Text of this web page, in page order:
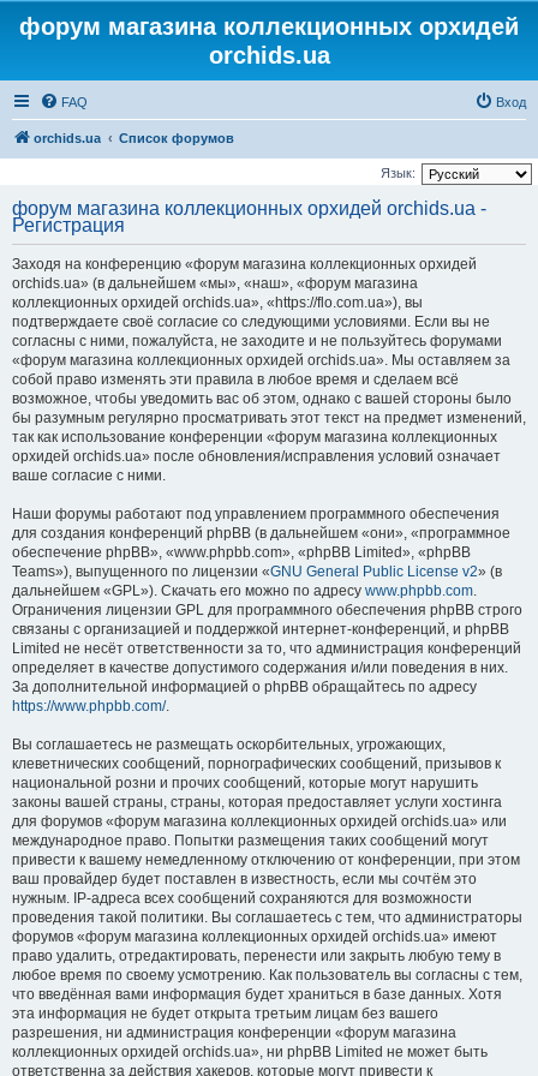
форум магазина коллекционных орхидей
orchids.ua
FAQ Вход
orchids.ua Список форумов
Язык:
форум магазина коллекционных орхидей orchids.ua -
Регистрация
Заходя на конференцию «форум магазина коллекционных орхидей
orchids.ua» (в дальнейшем «мы», «наш», «форум магазина
коллекционных орхидей orchids.ua», «https://flo.com.ua»), вы
подтверждаете своё согласие со следующими условиями. Если вы не
согласны с ними, пожалуйста, не заходите и не пользуйтесь форумами
«форум магазина коллекционных орхидей orchids.ua». Мы оставляем за
собой право изменять эти правила в любое время и сделаем всё
возможное, чтобы уведомить вас об этом, однако с вашей стороны было
бы разумным регулярно просматривать этот текст на предмет изменений,
так как использование конференции «форум магазина коллекционных
орхидей orchids.ua» после обновления/исправления условий означает
ваше согласие с ними.
Наши форумы работают под управлением программного обеспечения
для создания конференций phpBB (в дальнейшем «они», «программное
обеспечение phpBB», «www.phpbb.com», «phpBB Limited», «phpBB
Teams»), выпущенного по лицензии «GNU General Public License v2» (в
дальнейшем «GPL»). Скачать его можно по адресу www.phpbb.com.
Ограничения лицензии GPL для программного обеспечения phpBB строго
связаны с организацией и поддержкой интернет-конференций, и phpBB
Limited не несёт ответственности за то, что администрация конференций
определяет в качестве допустимого содержания и/или поведения в них.
За дополнительной информацией о phpBB обращайтесь по адресу
https://www.phpbb.com/.
Вы соглашаетесь не размещать оскорбительных, угрожающих,
клеветнических сообщений, порнографических сообщений, призывов к
национальной розни и прочих сообщений, которые могут нарушить
законы вашей страны, страны, которая предоставляет услуги хостинга
для форумов «форум магазина коллекционных орхидей orchids.ua» или
международное право. Попытки размещения таких сообщений могут
привести к вашему немедленному отключению от конференции, при этом
ваш провайдер будет поставлен в известность, если мы сочтём это
нужным. IP-адреса всех сообщений сохраняются для возможности
проведения такой политики. Вы соглашаетесь с тем, что администраторы
форумов «форум магазина коллекционных орхидей orchids.ua» имеют
право удалить, отредактировать, перенести или закрыть любую тему в
любое время по своему усмотрению. Как пользователь вы согласны с тем,
что введённая вами информация будет храниться в базе данных. Хотя
эта информация не будет открыта третьим лицам без вашего
разрешения, ни администрация конференции «форум магазина
коллекционных орхидей orchids.ua», ни phpBB Limited не может быть
ответственна за действия хакеров, которые могут привести к